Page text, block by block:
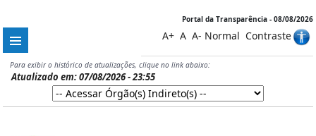
Portal da Transparência - 08/08/2026
A+ A A- Normal Contraste
Para exibir o histórico de atualizações, clique no link abaixo:
Atualizado em: 07/08/2026 - 23:55